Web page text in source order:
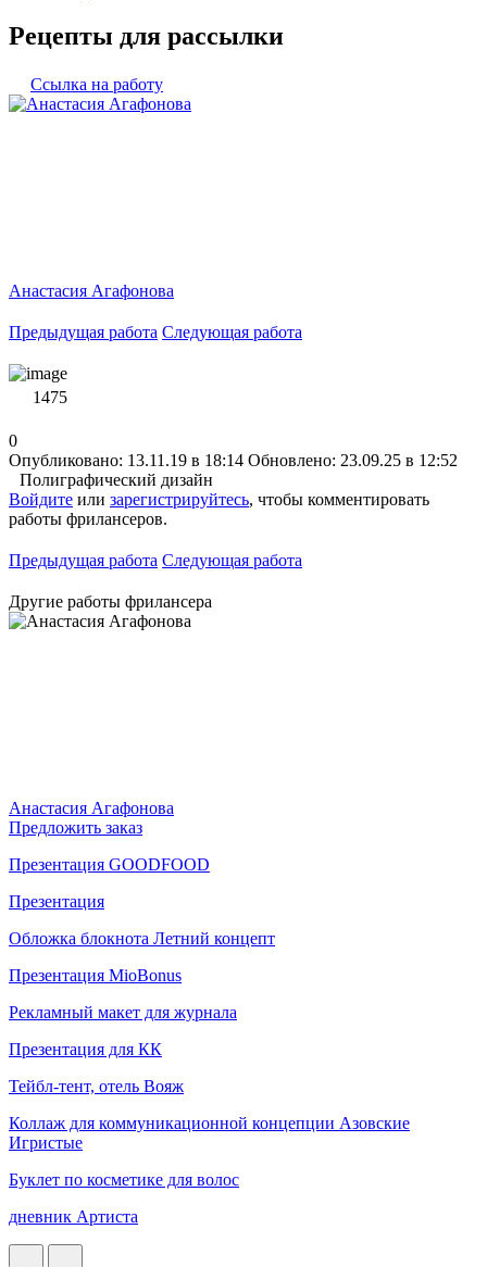
Рецепты для рассылки
Ссылка на работу
Анастасия Агафонова
Предыдущая работа Следующая работа
1475
0
Опубликовано: 13.11.19 в 18:14 Обновлено: 23.09.25 в 12:52
Полиграфический дизайн
Войдите или зарегистрируйтесь, чтобы комментировать
работы фрилансеров.
Предыдущая работа Следующая работа
Другие работы фрилансера
Анастасия Агафонова
Предложить заказ
Презентация GOODFOOD
Презентация
Обложка блокнота Летний концепт
Презентация MioBonus
Рекламный макет для журнала
Презентация для КК
Тейбл-тент, отель Вояж
Коллаж для коммуникационной концепции Азовские
Игристые
Буклет по косметике для волос
дневник Артиста